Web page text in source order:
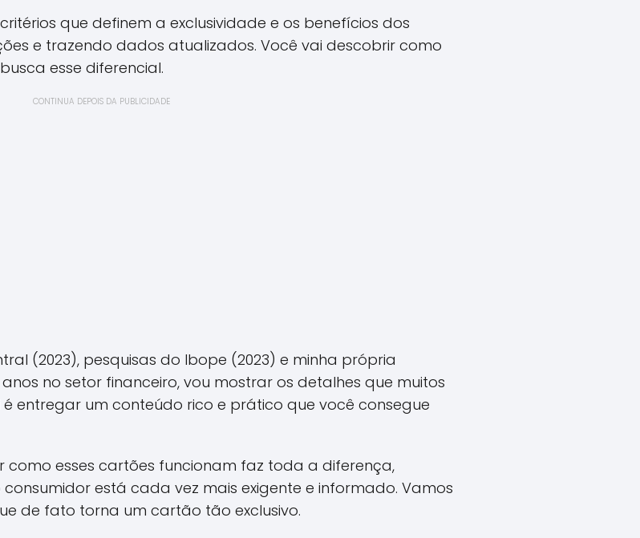
que definem a exclusividade e os benefícios dos
e trazendo dados atualizados. Você vai descobrir como
esse diferencial.
CONTINUA DEPOIS DA PUBLICIDADE
(2023), pesquisas do Ibope (2023) e minha própria
no setor financeiro, vou mostrar os detalhes que muitos
entregar um conteúdo rico e prático que você consegue
como esses cartões funcionam faz toda a diferença,
está cada vez mais exigente e informado. Vamos
de fato torna um cartão tão exclusivo.